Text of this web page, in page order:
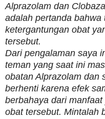
Alprazolam dan
adalah pertanda
ketergantungan obat
tersebut.
Dari pengalaman saya
teman yang saat ini
obatan Alprazolam dan
berhenti karena efek
berbahaya dari
obat tersebut. Mintalah